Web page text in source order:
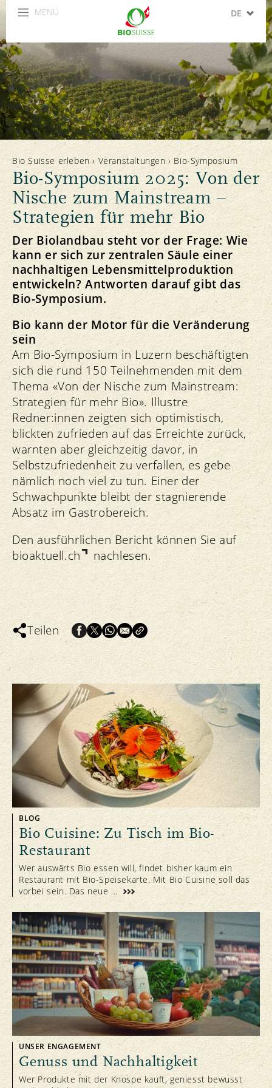
MENÜ DE
IT
EN
ES
Bio Suisse erleben› Veranstaltungen› Bio-Symposium
Bio-Symposium 2025: Von der
Nische zum Mainstream –
Strategien für mehr Bio
Der Biolandbau steht vor der Frage: Wie
kann er sich zur zentralen Säule einer
nachhaltigen Lebensmittelproduktion
entwickeln? Antworten darauf gibt das
Bio-Symposium.
Bio kann der Motor für die Veränderung
sein
Am Bio-Symposium in Luzern beschäftigten
sich die rund 150 Teilnehmenden mit dem
Thema «Von der Nische zum Mainstream:
Strategien für mehr Bio». Illustre
Redner:innen zeigten sich optimistisch,
blickten zufrieden auf das Erreichte zurück,
warnten aber gleichzeitig davor, in
Selbstzufriedenheit zu verfallen, es gebe
nämlich noch viel zu tun. Einer der
Schwachpunkte bleibt der stagnierende
Absatz im Gastrobereich.
Den ausführlichen Bericht können Sie auf
bioaktuell.ch nachlesen.
Teilen
BLOG
Bio Cuisine: Zu Tisch im Bio-
Restaurant
Wer auswärts Bio essen will, findet bisher kaum ein
Restaurant mit Bio-Speisekarte. Mit Bio Cuisine soll das
vorbei sein. Das neue ...
UNSER ENGAGEMENT
Genuss und Nachhaltigkeit
Wer Produkte mit der Knospe kauft, geniesst bewusst